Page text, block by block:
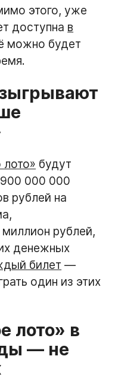
этого, уже
доступна в
можно будет
будут
000 000
рублей на
миллион рублей,
денежных
билет —
один из этих
лото» в
— не